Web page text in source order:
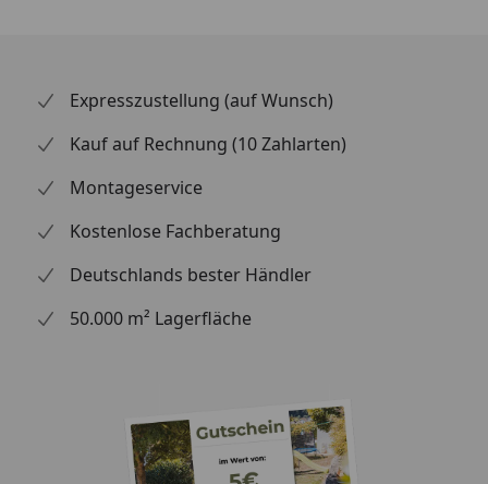
Optional
erhältlich
(siehe Reiter
"Zubehör")
Blendenabdeckungen (aus
Aluminium + Spezialschrauben)
Für eine optimale Abdichtung
des Daches an den
Verwendung
andere Form der Abdeckung (z.
B. Holzlatte) möglich
Expresszustellung (auf Wunsch)
Kauf auf Rechnung (10 Zahlarten)
Montageservice
Kostenlose Fachberatung
Deutschlands bester Händler
50.000 m² Lagerfläche